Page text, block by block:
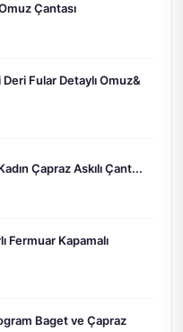
Çantası
Fular Detaylı Omuz&
Çapraz Askılı Çant...
Fermuar Kapamalı
Baget ve Çapraz